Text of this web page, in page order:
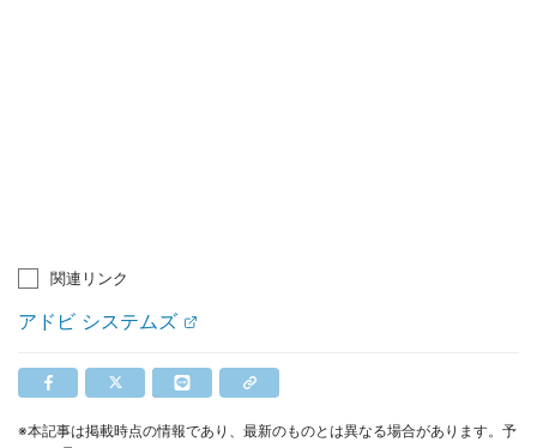
関連リンク
アドビ システムズ
※本記事は掲載時点の情報であり、最新のものとは異なる場合があります。予